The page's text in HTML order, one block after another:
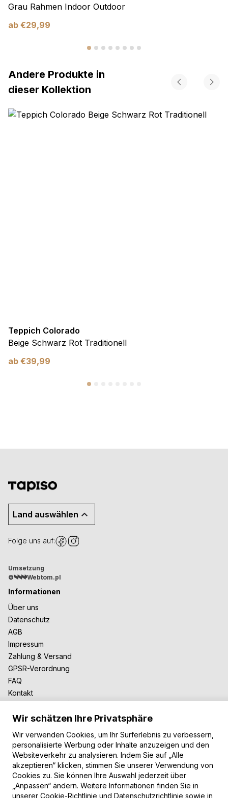
Grau Rahmen Indoor Outdoor
ab €29,99
Andere Produkte in
dieser Kollektion
Teppich Colorado
Beige Schwarz Rot Traditionell
ab €39,99
Land auswählen
Folge uns auf:
Umsetzung
©
Webtom.pl
Informationen
Über uns
Datenschutz
AGB
Impressum
Zahlung & Versand
GPSR-Verordnung
FAQ
Kontakt
Zusammenarbeit
Für Blogger
B2B-Zusammenarbeit
Unsere Teppiche
Moderne Teppiche
Vintage Teppiche
Shaggy Teppiche
Kinderteppiche
Wir schätzen Ihre Privatsphäre
Wir verwenden Cookies, um Ihr Surferlebnis zu verbessern,
personalisierte Werbung oder Inhalte anzuzeigen und den
Websiteverkehr zu analysieren. Indem Sie auf „Alle
akzeptieren“ klicken, stimmen Sie unserer Verwendung von
Cookies zu. Sie können Ihre Auswahl jederzeit über
„Anpassen“ ändern. Weitere Informationen finden Sie in
unserer Cookie-Richtlinie und Datenschutzrichtlinie sowie in